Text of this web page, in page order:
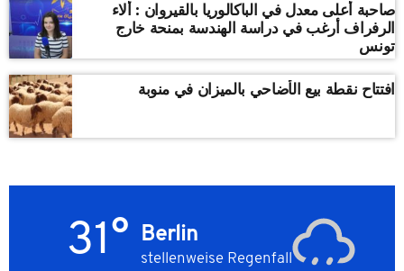
صاحبة أعلى معدل في الباكالوريا بالقيروان : ألاء
الرفراف أرغب في دراسة الهندسة بمنحة خارج
تونس
افتتاح نقطة بيع الأضاحي بالميزان في منوبة
Berlin
stellenweise Regenfall
31°